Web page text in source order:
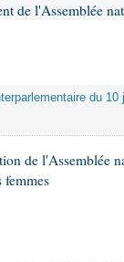
de l'Assemblée
du
de l'Assemblée
femmes